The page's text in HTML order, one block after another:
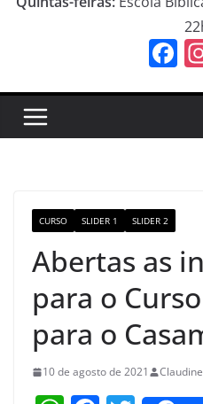
F
e
k
CURSO SLIDER 1 SLIDER 2
Abertas as
para o
para o
10 de agosto de 2021